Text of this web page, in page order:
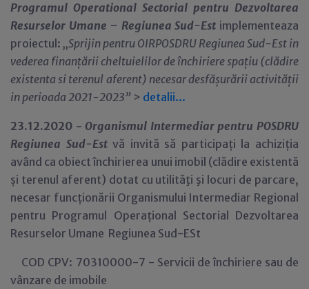
Programul Operational Sectorial pentru Dezvoltarea
Resurselor Umane – Regiunea Sud-Est implementeaza
proiectul: ,,Sprijin pentru OIRPOSDRU Regiunea Sud-Est in
vederea finanțării cheltuielilor de închiriere spațiu (clădire
existenta si terenul aferent) necesar desfășurării activității
in perioada 2021-2023” > detalii...
23.12.2020 - Organismul Intermediar pentru POSDRU
Regiunea Sud-Estvă invită să participați la achiziția
având ca obiect închirierea unui imobil (clădire existentă
și terenul aferent) dotat cu utilităţi şi locuri de parcare,
necesar funcționării Organismului Intermediar Regional
pentru Programul Operațional Sectorial Dezvoltarea
Resurselor Umane Regiunea Sud-ESt
COD CPV: 70310000-7 - Servicii de închiriere sau de
vânzare de imobile